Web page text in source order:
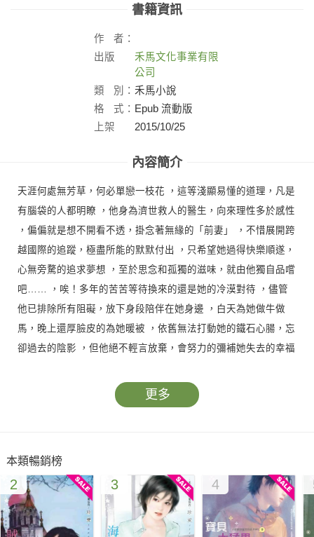
書籍資訊
作
者：
出版
禾馬文化事業有限
公司
類
別： 禾馬小說
格
式： Epub 流動版
上架
2015/10/25
內容簡介
天涯何處無芳草，何必單戀一枝花 ，這等淺顯易懂的道理，凡是
有腦袋的人都明瞭 ，他身為濟世救人的醫生，向來理性多於感性
，偏偏就是想不開看不透，掛念著無緣的「前妻」 ，不惜展開跨
越國際的追蹤，極盡所能的默默付出 ，只希望她過得快樂順遂，
心無旁騖的追求夢想 ，至於思念和孤獨的滋味，就由他獨自品嚐
吧…… ，唉！多年的苦苦等待換來的還是她的冷漠對待 ，儘管
他已排除所有阻礙，放下身段陪伴在她身邊 ，白天為她做牛做
馬，晚上還厚臉皮的為她暖被 ，依舊無法打動她的鐵石心腸，忘
卻過去的陰影 ，但他絕不輕言放棄，會努力的彌補她失去的幸福
更多
本類暢銷榜
2 3 4